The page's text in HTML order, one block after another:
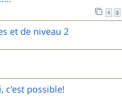
1 2
et de niveau 2
c'est possible!